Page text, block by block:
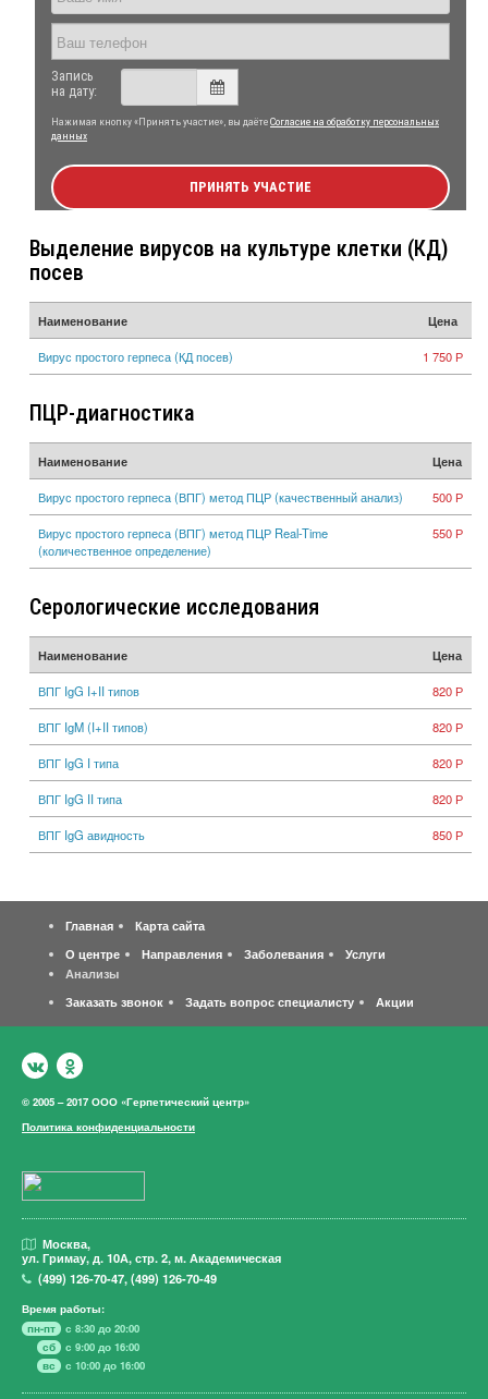
Запись
на дату:
Нажимая кнопку «Принять участие», вы даётеСогласие на обработку персональных
данных
ПРИНЯТЬ УЧАСТИЕ
Выделение вирусов на культуре клетки (КД)
посев
Наименование Цена
Вирус простого герпеса (КД посев) 1 750 Р
ПЦР-диагностика
Наименование Цена
Вирус простого герпеса (ВПГ) метод ПЦР (качественный анализ) 500 Р
Вирус простого герпеса (ВПГ) метод ПЦР Real-Time
(количественное определение)
550 Р
Серологические исследования
Наименование Цена
ВПГ IgG I+II типов 820 Р
ВПГ IgM (I+II типов) 820 Р
ВПГ IgG I типа 820 Р
ВПГ IgG II типа 820 Р
ВПГ IgG авидность 850 Р
Главная
Карта сайта
О центре
Направления Заболевания
Услуги
Анализы
Заказать звонок
Задать вопрос специалисту Акции
© 2005 – 2017 ООО «Герпетический центр»
Политика конфиденциальности
Москва,
ул. Гримау, д. 10А, стр. 2, м. Академическая
(499)126-70-47,(499)126-70-49
Время работы:
пн-пт
с 8:30 до 20:00
сб
с 9:00 до 16:00
вс
с 10:00 до 16:00